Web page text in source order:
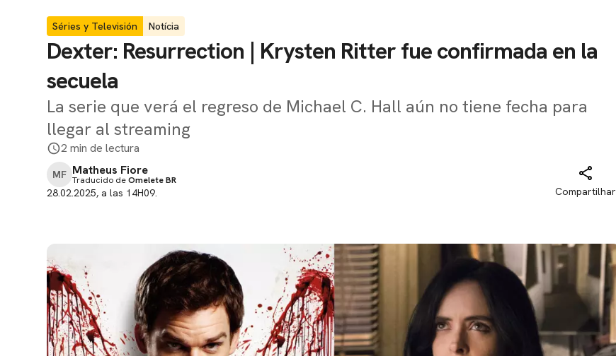
Séries y Televisión Notícia
Dexter: Resurrection | Krysten Ritter fue confirmada en la
secuela
La serie que verá el regreso de Michael C. Hall aún no tiene fecha para
llegar al streaming
2 min de lectura
MF Matheus Fiore
Traducido deOmelete BR
28.02.2025, a las 14H09. Compartilhar